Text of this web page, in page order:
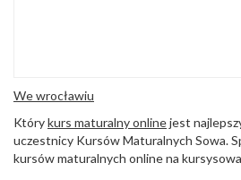
We wrocławiu
Którykurs maturalny onlinejest
uczestnicy Kursów Maturalnych Sowa.
kursów maturalnych online na